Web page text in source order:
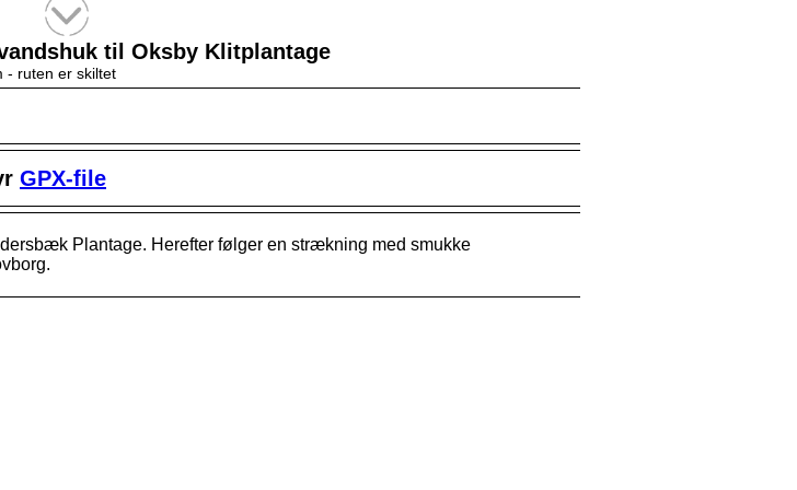
efter titel
til Oksby Klitplantage
- ruten er skiltet
GPX-file
Plantage. Herefter følger en strækning med smukke